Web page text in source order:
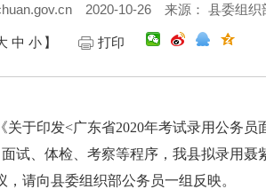
2020-10-26 来源： 县委组织
中 小 】 打印
于印发<广东省2020年考试录用公务员
试、体检、考察等程序，我县拟录用聂
请向县委组织部公务员一组反映。